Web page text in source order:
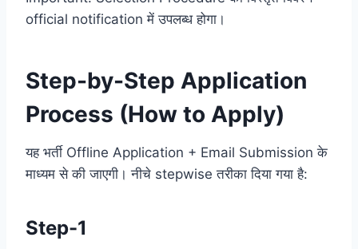
official notification में उपलब्ध होगा।
Step-by-Step Application
Process (How to Apply)
यह भर्ती Offline Application + Email Submission के
माध्यम से की जाएगी। नीचे stepwise तरीका दिया गया है:
Step-1